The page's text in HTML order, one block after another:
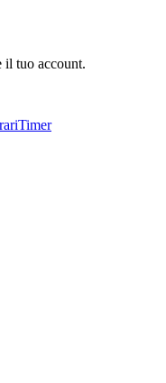
il tuo account.
Timer